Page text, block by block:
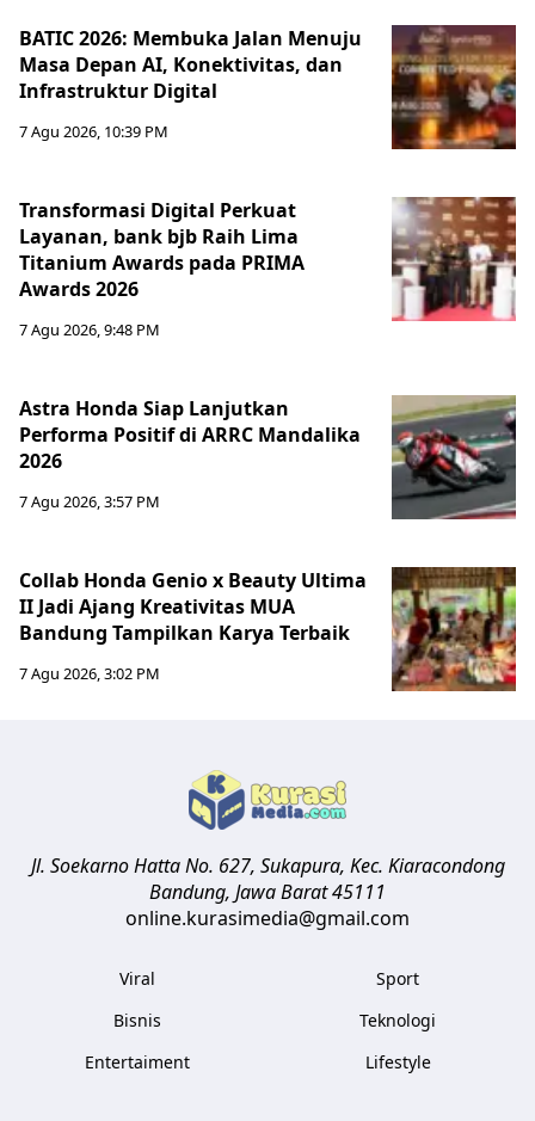
BATIC 2026: Membuka Jalan Menuju
Masa Depan AI, Konektivitas, dan
Infrastruktur Digital
7 Agu 2026, 10:39 PM
Transformasi Digital Perkuat
Layanan, bank bjb Raih Lima
Titanium Awards pada PRIMA
Awards 2026
7 Agu 2026, 9:48 PM
Astra Honda Siap Lanjutkan
Performa Positif di ARRC Mandalika
2026
7 Agu 2026, 3:57 PM
Collab Honda Genio x Beauty Ultima
II Jadi Ajang Kreativitas MUA
Bandung Tampilkan Karya Terbaik
7 Agu 2026, 3:02 PM
Jl. Soekarno Hatta No. 627, Sukapura, Kec. Kiaracondong
Bandung, Jawa Barat45111
online.kurasimedia@gmail.com
Viral
Bisnis
Entertaiment
Sport
Teknologi
Lifestyle